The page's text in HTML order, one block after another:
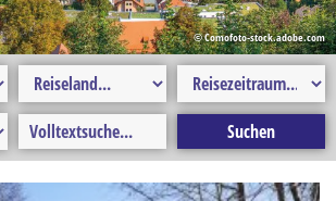
Ferien
Flusskreuzfahrten
Frühbucher-Reise
Gesundheitsreise
Karnevalsreise
© Comofoto-stock.adobe.com